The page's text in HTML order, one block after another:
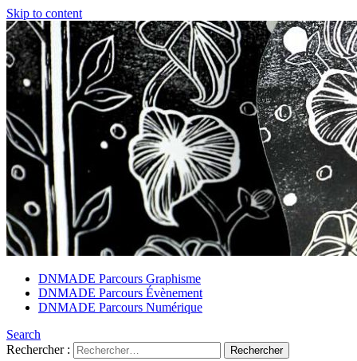
Skip to content
DNMADE Parcours Graphisme
DNMADE Parcours Évènement
DNMADE Parcours Numérique
Search
Rechercher :